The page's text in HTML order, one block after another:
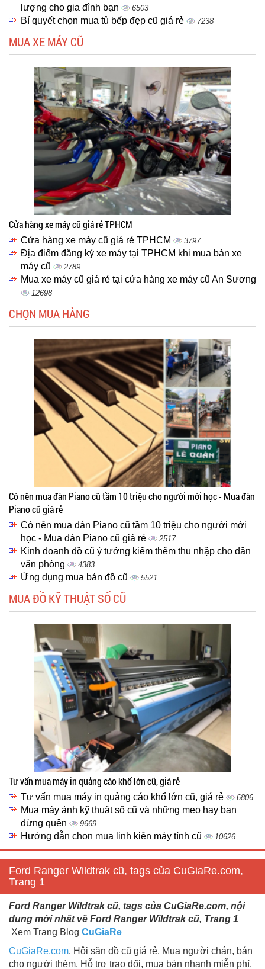
lượng cho gia đình bạn
6503
Bí quyết chọn mua tủ bếp đẹp cũ giá rẻ 7238
MUA XE MÁY CŨ
Cửa hàng xe máy cũ giá rẻ TPHCM
Cửa hàng xe máy cũ giá rẻ TPHCM 3797
Địa điểm đăng ký xe máy tại TPHCM khi mua bán xe
máy cũ
2789
Mua xe máy cũ giá rẻ tại cửa hàng xe máy cũ An Sương
12698
CHỌN MUA HÀNG
Có nên mua đàn Piano cũ tầm 10 triệu cho người mới học - Mua đàn
Piano cũ giá rẻ
Có nên mua đàn Piano cũ tầm 10 triệu cho người mới
học - Mua đàn Piano cũ giá rẻ
2517
Kinh doanh đồ cũ ý tưởng kiểm thêm thu nhập cho dân
văn phòng
4383
Ứng dụng mua bán đồ cũ 5521
MUA ĐỒ KỸ THUẬT SỐ CŨ
Tư vấn mua máy in quảng cáo khổ lớn cũ, giá rẻ
Tư vấn mua máy in quảng cáo khổ lớn cũ, giá rẻ 6806
Mua máy ảnh kỹ thuật số cũ và những mẹo hay bạn
đừng quên
9669
Hướng dẫn chọn mua linh kiện máy tính cũ 10626
Ford Ranger Wildtrak cũ, tags của CuGiaRe.com,
Trang 1
Ford Ranger Wildtrak cũ, tags của CuGiaRe.com, nội
dung mới nhất về Ford Ranger Wildtrak cũ, Trang 1
Xem Trang Blog CuGiaRe
CuGiaRe.com. Hội săn đồ cũ giá rẻ. Mua người chán, bán
cho người thèm. Hỗ trợ trao đổi, mua bán nhanh miễn phí.